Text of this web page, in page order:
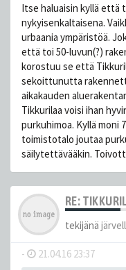
Itse haluaisin kyllä että
nykyisenkaltaisena.
urbaania ympäristöä.
että toi 50-luvun(?)
korostuu se että
sekoittunutta
aikakauden
Tikkurilaa voisi ihan
purkuhimoa. Kyllä moni
toimistotalo joutaa
säilytettävääkin.
RE:
tekijänä
- 21.04.16 23:37